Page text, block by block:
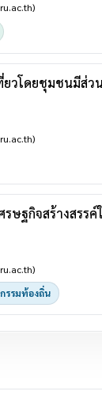
วโดยชุมชนมีส่
ษฐกิจสร้างสร
รรมท้องถิ่น